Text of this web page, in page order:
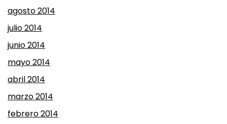
agosto 2014
julio 2014
junio 2014
mayo 2014
abril 2014
marzo 2014
febrero 2014